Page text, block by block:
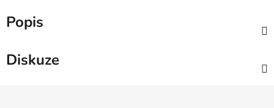
Popis
Diskuze